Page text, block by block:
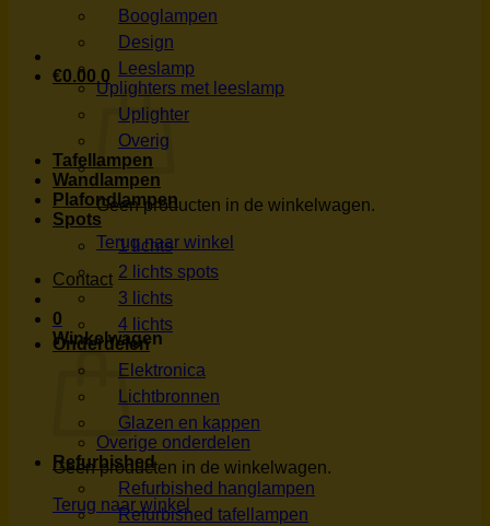
€0.00 0
Geen producten in de winkelwagen.
Terug naar winkel
Contact
0
Winkelwagen
Geen producten in de winkelwagen.
Terug naar winkel
Booglampen
Design
Leeslamp
Uplighters met leeslamp
Uplighter
Overig
Tafellampen
Wandlampen
Plafondlampen
Spots
1 lichts
2 lichts spots
3 lichts
4 lichts
Onderdelen
Elektronica
Lichtbronnen
Glazen en kappen
Overige onderdelen
Refurbished
Refurbished hanglampen
Refurbished tafellampen